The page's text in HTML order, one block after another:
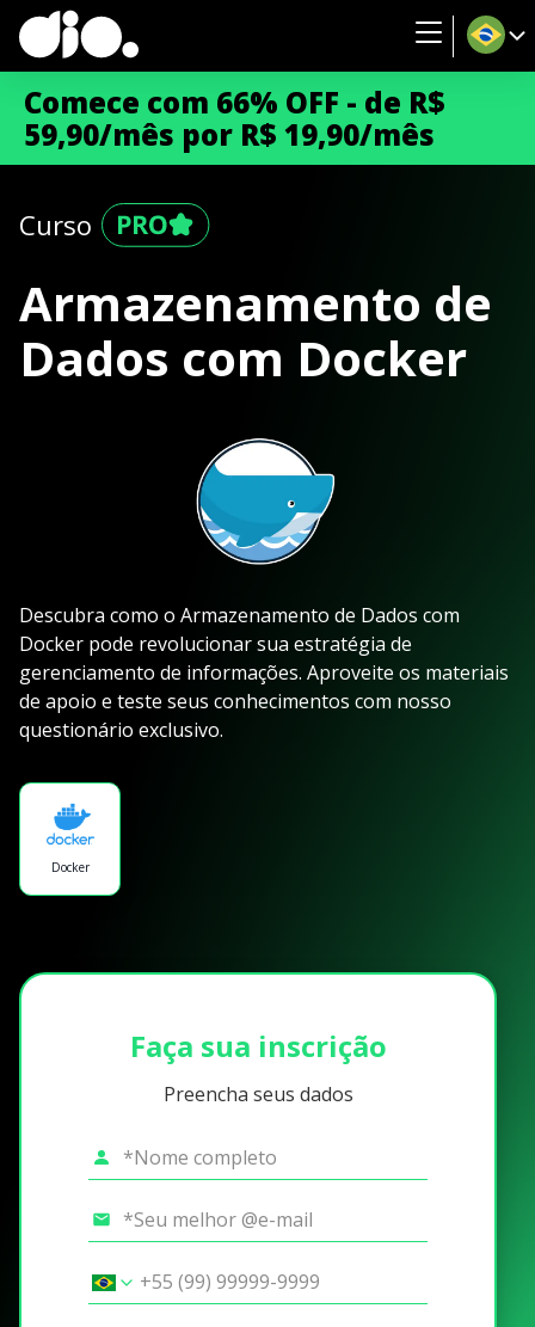
Comece com 66% OFF - de R$
59,90/mês por R$ 19,90/mês
Curso
Armazenamento de
Dados com Docker
Descubra como o Armazenamento de Dados com
Docker pode revolucionar sua estratégia de
gerenciamento de informações. Aproveite os materiais
de apoio e teste seus conhecimentos com nosso
questionário exclusivo.
Docker
Faça sua inscrição
Preencha seus dados